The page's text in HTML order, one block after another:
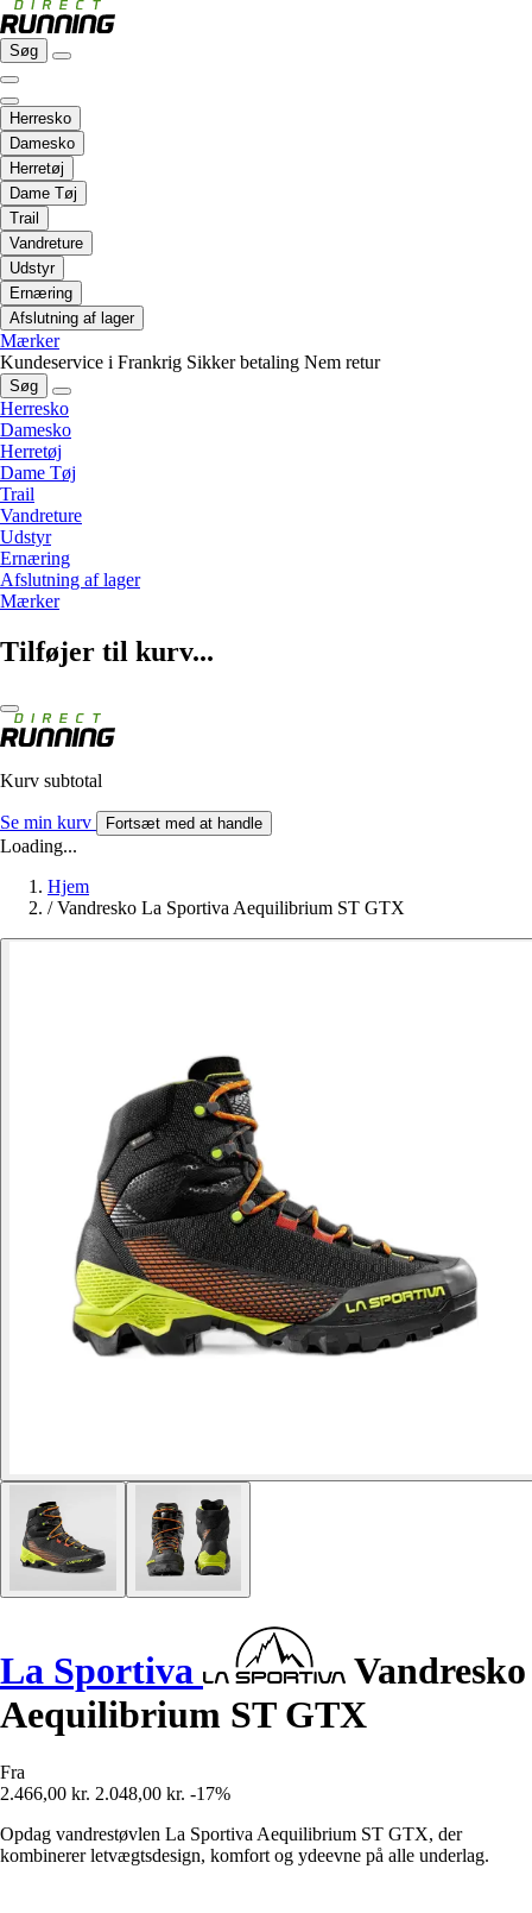
Søg
Herresko
Damesko
Herretøj
Dame Tøj
Trail
Vandreture
Udstyr
Ernæring
Afslutning af lager
Mærker
Kundeservice i Frankrig Sikker betaling Nem retur
Søg
Herresko
Damesko
Herretøj
Dame Tøj
Trail
Vandreture
Udstyr
Ernæring
Afslutning af lager
Mærker
Tilføjer til kurv...
Kurv subtotal
Se min kurv Fortsæt med at handle
Loading...
Hjem
/ Vandresko La Sportiva Aequilibrium ST GTX
La Sportiva
Vandresko
Aequilibrium ST GTX
Fra
2.466,00 kr. 2.048,00 kr. -17%
Opdag vandrestøvlen La Sportiva Aequilibrium ST GTX, der
kombinerer letvægtsdesign, komfort og ydeevne på alle underlag.